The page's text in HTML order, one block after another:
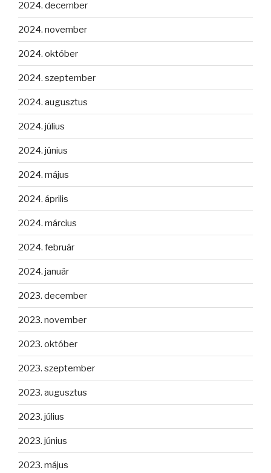
2024. december
2024. november
2024. október
2024. szeptember
2024. augusztus
2024. július
2024. június
2024. május
2024. április
2024. március
2024. február
2024. január
2023. december
2023. november
2023. október
2023. szeptember
2023. augusztus
2023. július
2023. június
2023. május